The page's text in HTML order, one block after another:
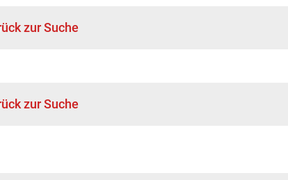
zur Suche
zur Suche